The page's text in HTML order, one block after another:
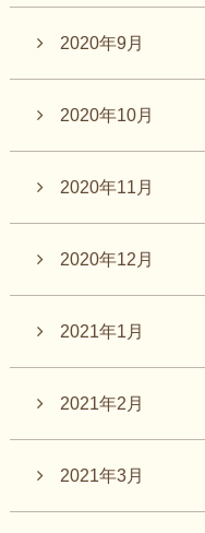
2020年9月
2020年10月
2020年11月
2020年12月
2021年1月
2021年2月
2021年3月